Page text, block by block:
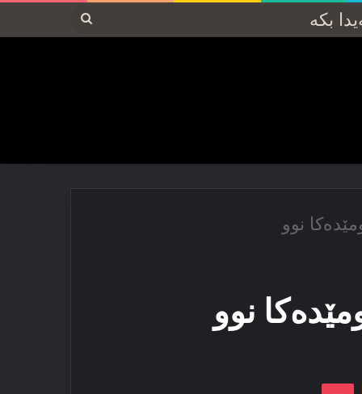
پەیدا
نوو
نوو
Odnoklassniki
Pocket